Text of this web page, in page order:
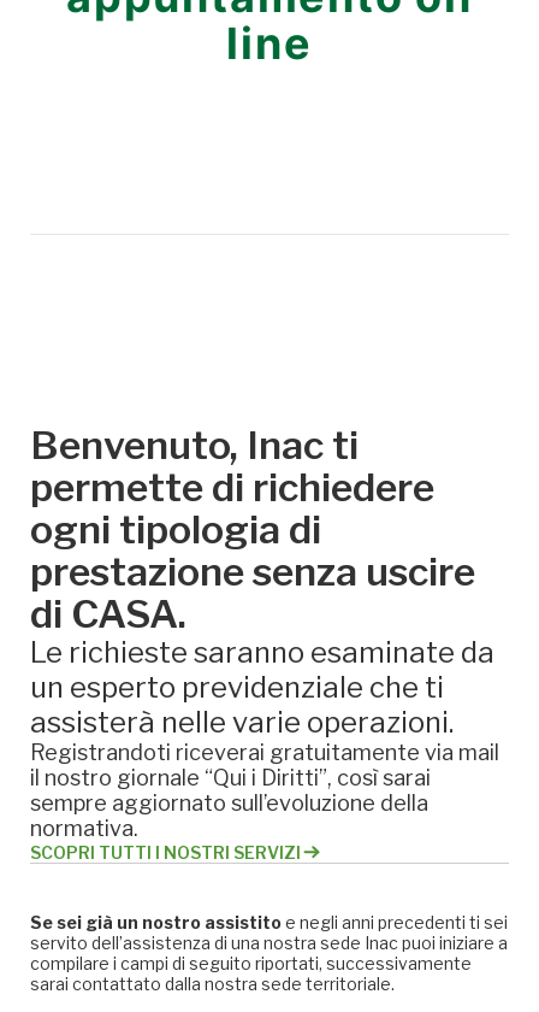
line
Benvenuto, Inac ti
permette di richiedere
ogni tipologia di
prestazione senza uscire
di CASA.
Le richieste saranno esaminate da
un esperto previdenziale che ti
assisterà nelle varie operazioni.
Registrandoti riceverai gratuitamente via mail
il nostro giornale “Qui i Diritti”, così sarai
sempre aggiornato sull’evoluzione della
normativa.
SCOPRI TUTTI I NOSTRI SERVIZI
Se sei già un nostro assistitoe negli anni precedenti ti sei
servito dell’assistenza di una nostra sede Inac puoi iniziare a
compilare i campi di seguito riportati, successivamente
sarai contattato dalla nostra sede territoriale.